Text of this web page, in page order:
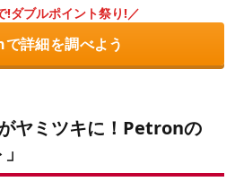
!ダブルポイント祭り!／
詳細を調べよう
ヤミツキに！Petronの